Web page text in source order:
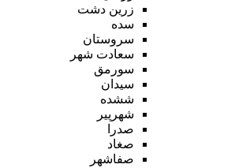
زرین دشت
سده
سروستان
سعادت شهر
سورمق
سیدان
ششده
شهرپیر
صدرا
صغاد
صفاشهر